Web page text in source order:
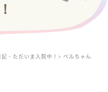
・ただいま入院中！ ベルちゃん